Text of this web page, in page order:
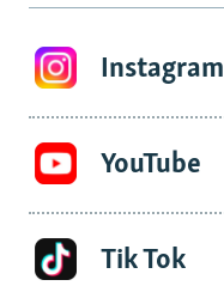
Instagram
YouTube
Tik Tok